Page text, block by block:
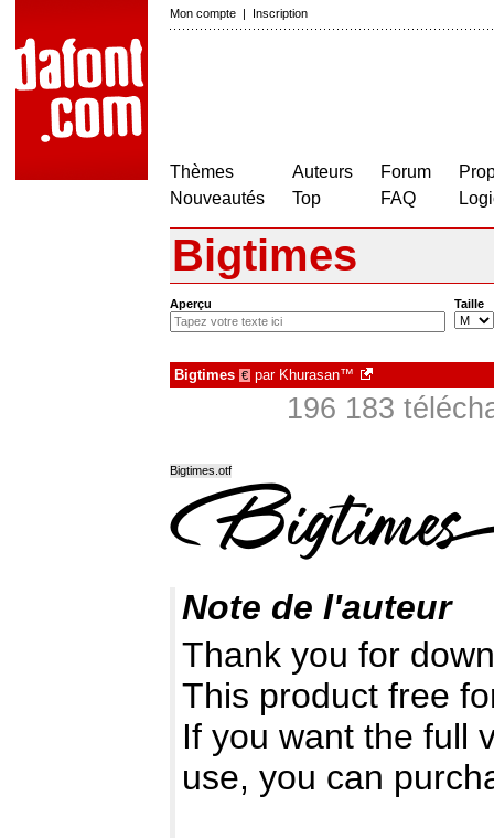
Mon compte | Inscription
Thèmes
Nouveautés
Auteurs
Top
Forum
FAQ
Bigtimes
Aperçu Taille
Bigtimes € par Khurasan™
196 183
Bigtimes.otf
Note de l'auteur
Thank you for
This product free
If you want the full
use, you can